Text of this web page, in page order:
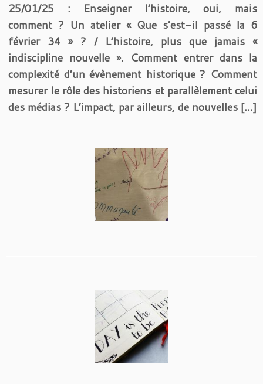
25/01/25 : Enseigner l’histoire, oui, mais
comment ? Un atelier « Que s’est-il passé la 6
février 34 » ? / L’histoire, plus que jamais «
indiscipline nouvelle ». Comment entrer dans la
complexité d’un évènement historique ? Comment
mesurer le rôle des historiens et parallèlement celui
des médias ? L’impact, par ailleurs, de nouvelles […]